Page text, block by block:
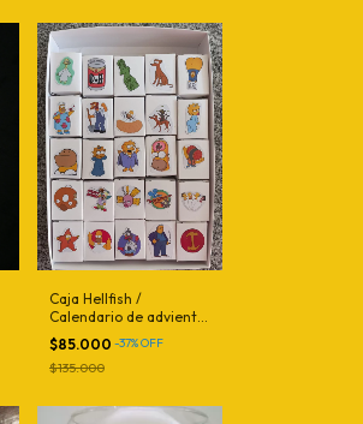
Caja Hellfish /
Calendario de adviento
(PREVENTA)
$85.000 -37%OFF
$135.000